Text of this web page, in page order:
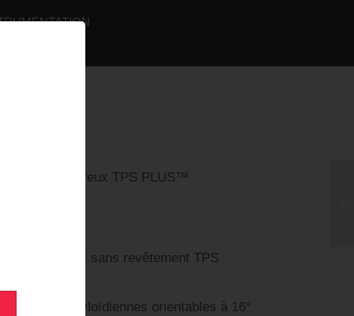
poreux TPS PLUS™
sans trou
(press-fit sans revêtement TPS
des vis cotyloïdiennes orientables à 16°